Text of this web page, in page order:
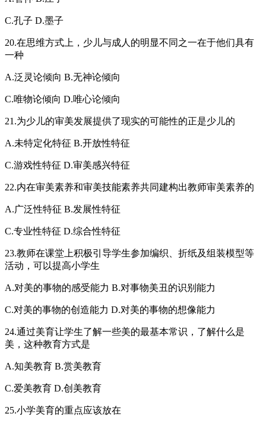
C.孔子 D.墨子
20.在思维方式上，少儿与成人的明显不同之一在于他们具有
一种
A.泛灵论倾向 B.无神论倾向
C.唯物论倾向 D.唯心论倾向
21.为少儿的审美发展提供了现实的可能性的正是少儿的
A.未特定化特征 B.开放性特征
C.游戏性特征 D.审美感兴特征
22.内在审美素养和审美技能素养共同建构出教师审美素养的
A.广泛性特征 B.发展性特征
C.专业性特征 D.综合性特征
23.教师在课堂上积极引导学生参加编织、折纸及组装模型等
活动，可以提高小学生
A.对美的事物的感受能力 B.对事物美丑的识别能力
C.对美的事物的创造能力 D.对美的事物的想像能力
24.通过美育让学生了解一些美的最基本常识，了解什么是
美，这种教育方式是
A.知美教育 B.赏美教育
C.爱美教育 D.创美教育
25.小学美育的重点应该放在